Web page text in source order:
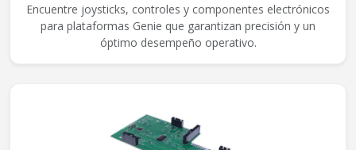
Encuentre joysticks, controles y componentes electrónicos
para plataformas Genie que garantizan precisión y un
óptimo desempeño operativo.